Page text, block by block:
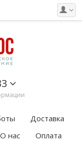
Доставка
О нас
Оплата